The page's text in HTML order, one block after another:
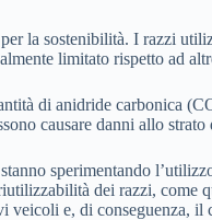
la sostenibilità. I razzi
limitato rispetto ad
di anidride carbonica
causare danni allo
sperimentando
dei razzi, come
e, di conseguenza, il